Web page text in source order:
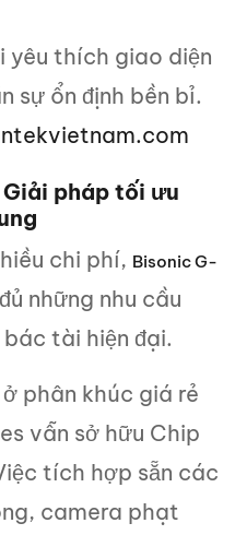
yêu thích giao diện
sự ổn định bền bỉ.
pháp tối ưu
chi phí, Bisonic G-
những nhu cầu
tài hiện đại.
ở phân khúc giá rẻ
vẫn sở hữu Chip
tích hợp sẵn các
camera phạt